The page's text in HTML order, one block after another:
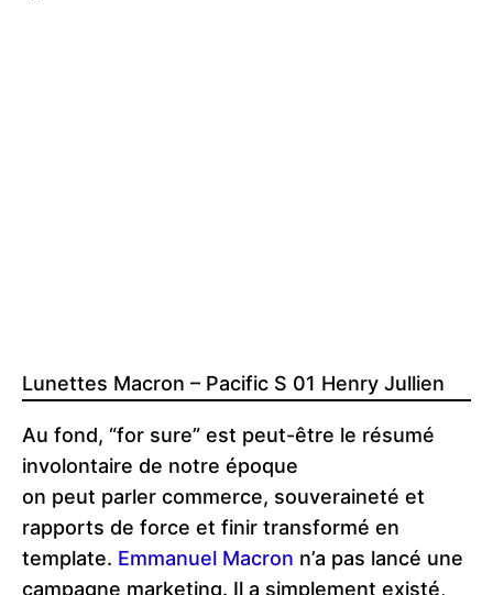
Lunettes Macron – Pacific S 01 Henry Jullien
Au fond, “for sure” est peut-être le résumé
involontaire de notre époque
on peut parler commerce, souveraineté et
rapports de force et finir transformé en
template. Emmanuel Macron n’a pas lancé une
campagne marketing. Il a simplement existé,